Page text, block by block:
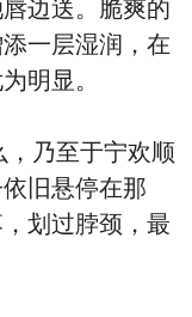
边送。脆爽的
一层湿润，在
明显。
乃至于宁欢顺
旧悬停在那
划过脖颈，最